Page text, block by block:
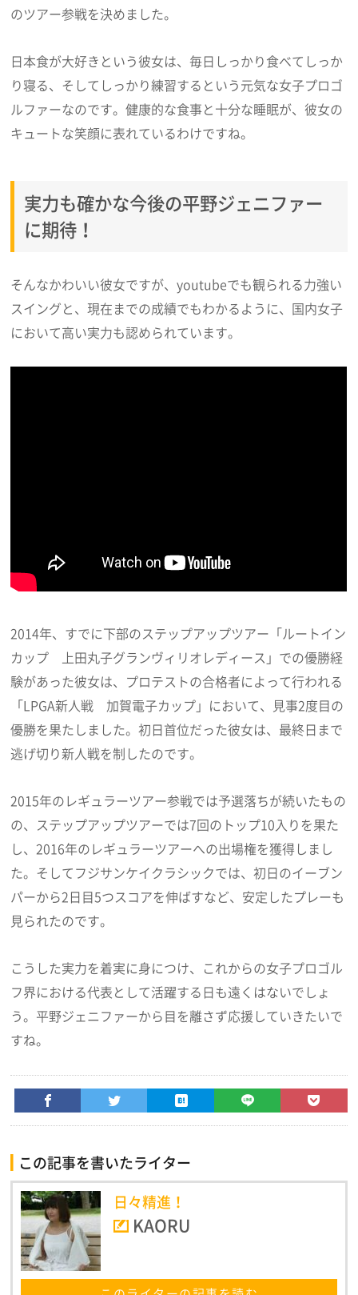
のツアー参戦を決めました。
日本食が大好きという彼女は、毎日しっかり食べてしっか
り寝る、そしてしっかり練習するという元気な女子プロゴ
ルファーなのです。健康的な食事と十分な睡眠が、彼女の
キュートな笑顔に表れているわけですね。
実力も確かな今後の平野ジェニファー
に期待！
そんなかわいい彼女ですが、youtubeでも観られる力強い
スイングと、現在までの成績でもわかるように、国内女子
において高い実力も認められています。
2014年、すでに下部のステップアップツアー「ルートイン
カップ 上田丸子グランヴィリオレディース」での優勝経
験があった彼女は、プロテストの合格者によって行われる
「LPGA新人戦 加賀電子カップ」において、見事2度目の
優勝を果たしました。初日首位だった彼女は、最終日まで
逃げ切り新人戦を制したのです。
2015年のレギュラーツアー参戦では予選落ちが続いたもの
の、ステップアップツアーでは7回のトップ10入りを果た
し、2016年のレギュラーツアーへの出場権を獲得しまし
た。そしてフジサンケイクラシックでは、初日のイーブン
パーから2日目5つスコアを伸ばすなど、安定したプレーも
見られたのです。
こうした実力を着実に身につけ、これからの女子プロゴル
フ界における代表として活躍する日も遠くはないでしょ
う。平野ジェニファーから目を離さず応援していきたいで
すね。
この記事を書いたライター
日々精進！
KAORU